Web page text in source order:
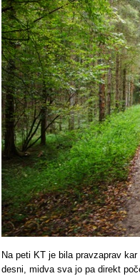
Na peti KT je bila pravzaprav
desni, midva sva jo pa direkt